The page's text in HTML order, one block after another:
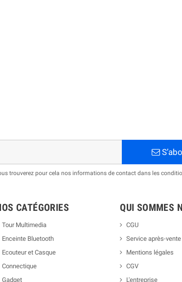
trouverez pour cela nos informations de contact dans les
CATÉGORIES
Tour Multimedia
Enceinte Bluetooth
Ecouteur et Casque
Connectique
Gadget
QUI SOMMES
CGU
Service après-vente
Mentions légales
CGV
L'entreprise